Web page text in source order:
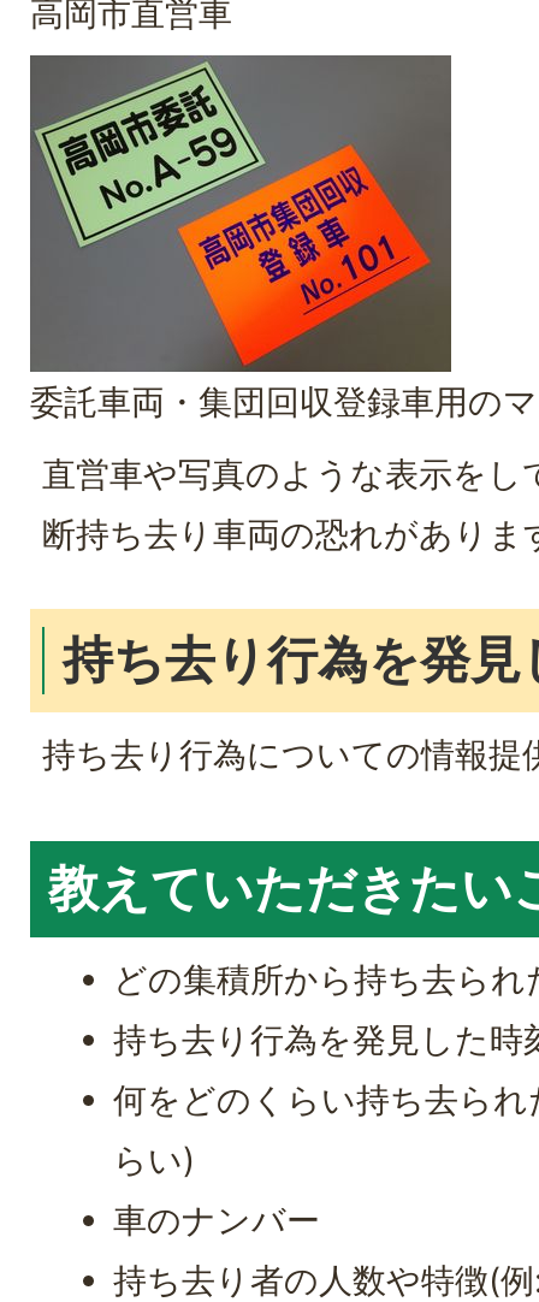
高岡市直営車
委託車両・集団回収登録車用の
直営車や写真のような表示をし
断持ち去り車両の恐れがありま
持ち去り行為を発見
持ち去り行為についての情報提
教えていただきたい
どの集積所から持ち去られ
持ち去り行為を発見した時
何をどのくらい持ち去ら
らい)
車のナンバー
持ち去り者の人数や特徴(